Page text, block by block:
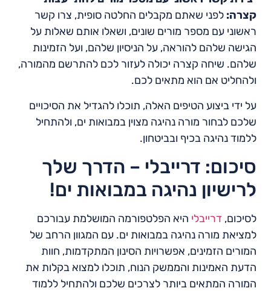
קצרה: לפני שאתם מקבלים החלטה סופית, צרו קשר
ראשוני עם מספר מורים שונים, ושאלו אותם שאלות על
הגישה שלהם להוראה, על הניסיון שלהם, ועל הזמינות
שלהם. שיחה קצרה יכולה לעזור לכם להתרשם מהמורה,
ולהחליט אם הוא מתאים לכם.
על ידי ביצוע הטיפים האלה, תוכלו להגדיל את הסיכויים
שלכם לבחור מורה נהיגה מצוין במבואות ים, ולהתחיל
ללמוד נהיגה בכיף ובביטחון.
סיכום: דרייבלי – הדרך שלך
לרישיון נהיגה במבואות ים!
לסיכום, דרייבלי היא הפלטפורמה המושלמת עבורכם
למציאת מורה נהיגה במבואות ים. עם המגוון הרחב של
המורים הזמינים, אפשרויות הסינון המתקדמות, חוות
הדעת האמינות והממשק הנוח, תוכלו למצוא בקלות את
המורה המתאים ביותר לצרכים שלכם ולהתחיל ללמוד